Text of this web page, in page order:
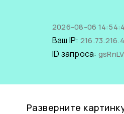
2026-08-06
Ваш IP:
ID запроса:
Разверните